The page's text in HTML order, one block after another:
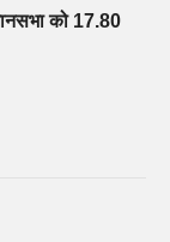
को 17.80